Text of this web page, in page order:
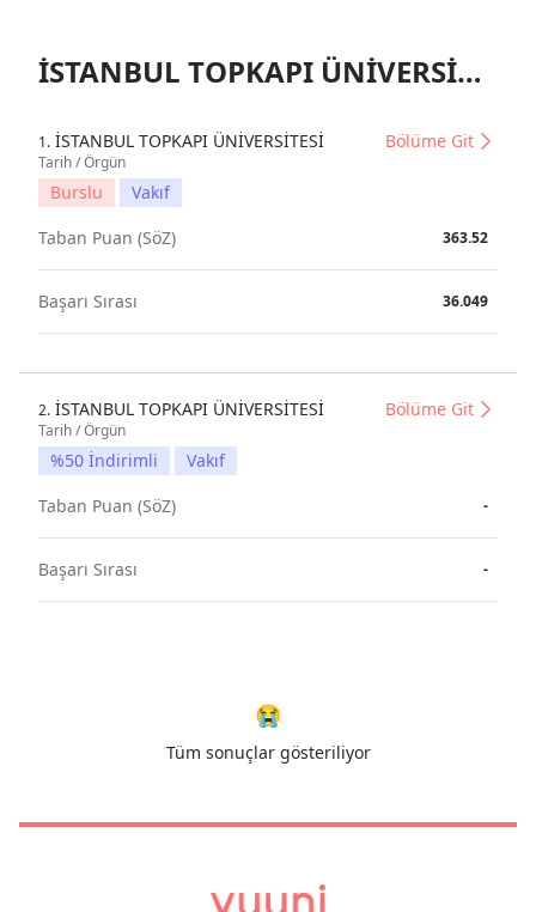
İSTANBUL TOPKAPI ÜNİVERSİTESİ Tanıtım
1. İSTANBUL TOPKAPI ÜNİVERSİTESİ
Tarih / Örgün
Bölüme Git
Burslu
Vakıf
Taban Puan (SöZ)
363.52
Başarı Sırası 36.049
2. İSTANBUL TOPKAPI ÜNİVERSİTESİ
Tarih / Örgün
Bölüme Git
%50 İndirimli
Vakıf
Taban Puan (SöZ)
-
Başarı Sırası -
😭
Tüm sonuçlar gösteriliyor